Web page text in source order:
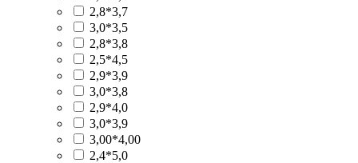
2,8*3,7
3,0*3,5
2,8*3,8
2,5*4,5
2,9*3,9
3,0*3,8
2,9*4,0
3,0*3,9
3,00*4,00
2,4*5,0